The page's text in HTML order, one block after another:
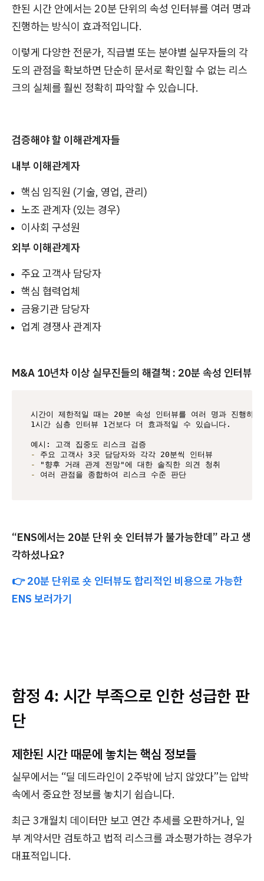
한된 시간 안에서는 20분 단위의 속성 인터뷰를 여러 명과
진행하는 방식이 효과적입니다.
이렇게 다양한 전문가, 직급별 또는 분야별 실무자들의 각
도의 관점을 확보하면 단순히 문서로 확인할 수 없는 리스
크의 실체를 훨씬 정확히 파악할 수 있습니다.
검증해야 할 이해관계자들
내부 이해관계자
핵심 임직원 (기술, 영업, 관리)
노조 관계자 (있는 경우)
이사회 구성원
외부 이해관계자
주요 고객사 담당자
핵심 협력업체
금융기관 담당자
업계 경쟁사 관계자
M&A 10년차 이상 실무진들의 해결책 : 20분 속성 인터뷰
시간이 제한적일 때는 20분 속성 인터뷰를 여러 명과 진행하
1시간 심층 인터뷰 1건보다 더 효과적일 수 있습니다.
-
-
-
여러 관점을 종합하여 리스크 수준 판단
“ENS에서는 20분 단위 숏 인터뷰가 불가능한데” 라고 생
각하셨나요?
👉 20분 단위로 숏 인터뷰도 합리적인 비용으로 가능한
ENS 보러가기
함정 4: 시간 부족으로 인한 성급한 판
단
제한된 시간 때문에 놓치는 핵심 정보들
실무에서는 “딜 데드라인이 2주밖에 남지 않았다”는 압박
속에서 중요한 정보를 놓치기 쉽습니다.
최근 3개월치 데이터만 보고 연간 추세를 오판하거나, 일
부 계약서만 검토하고 법적 리스크를 과소평가하는 경우가
대표적입니다.